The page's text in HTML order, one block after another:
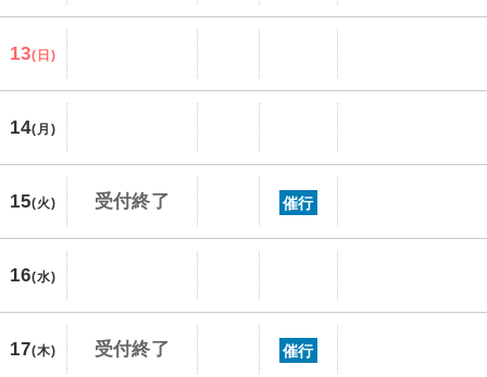
13(日)
14(月)
15(火) 受付終了 催行
16(水)
17(木) 受付終了 催行